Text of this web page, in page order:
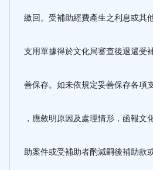
繳回。受補助經費產生之利息或其
支用單據得於文化局審查後退還受
善保存。如未依規定妥善保存各項
，應敘明原因及處理情形，函報文
助案件或受補助者酌減嗣後補助款